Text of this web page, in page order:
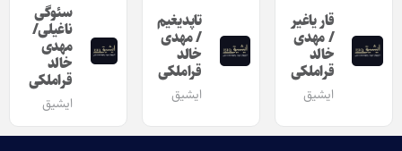
قار یاغیر
/ مهدی
خالد
قراملکی
ایشیق
تاپدیغیم
/ مهدی
خالد
قراملکی
ایشیق
سئوگی
ناغیلی/
مهدی
خالد
قراملکی
ایشیق